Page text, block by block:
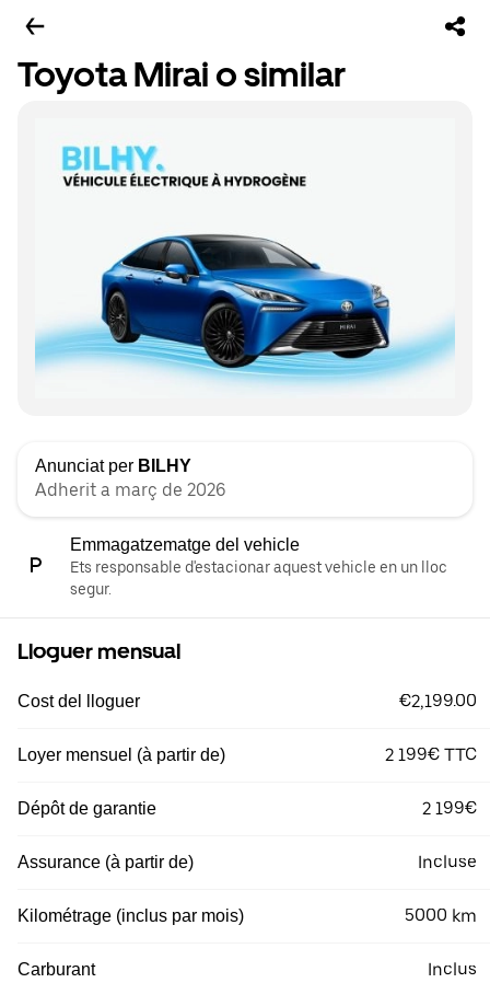
Toyota Mirai o similar
Anunciat per BILHY
Adherit a març de 2026
Emmagatzematge del vehicle
Ets responsable d'estacionar aquest vehicle en un lloc
segur.
Lloguer mensual
Cost del lloguer €2,199.00
Loyer mensuel (à partir de) 2 199€ TTC
Dépôt de garantie 2 199€
Assurance (à partir de) Incluse
Kilométrage (inclus par mois) 5000 km
Carburant Inclus